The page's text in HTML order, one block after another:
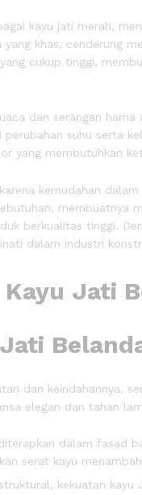
kayu jati merah,
khas, cenderung
cukup tinggi,
dan serangan
suhu serta
yang membutuhkan
kemudahan
membuatnya
berkualitas tinggi.
dalam industri
dan keindahannya,
elegan dan tahan
dalam fasad
serat kayu
kekuatan